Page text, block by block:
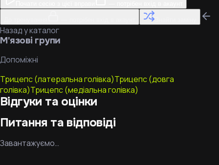
Назад у каталог
М'язові групи
Допоміжні
Трицепс (латеральна голівка)Трицепс (довга
голівка)Трицепс (медіальна голівка)
Відгуки та оцінки
Питання та відповіді
Завантажуємо…